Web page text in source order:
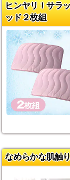
ヒンヤリ！サラ
ッド２枚組
なめらかな肌触